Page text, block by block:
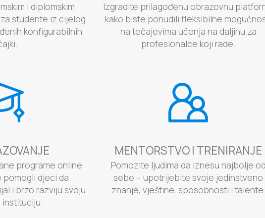
i diplomskim
studente iz cijelog
konfigurabilnih
Izgradite prilagođenu obrazovnu
kako biste ponudili fleksibilne
na tečajevima učenja na daljinu za
profesionalce koji rade.
programe online
pomogli djeci da
i brzo razviju svoju
MENTORSTVO I TRENIRANJE
Pomozite ljudima da iznesu najbolje od
sebe – upotrijebite svoje jedinstveno
znanje, vještine, sposobnosti i talente.